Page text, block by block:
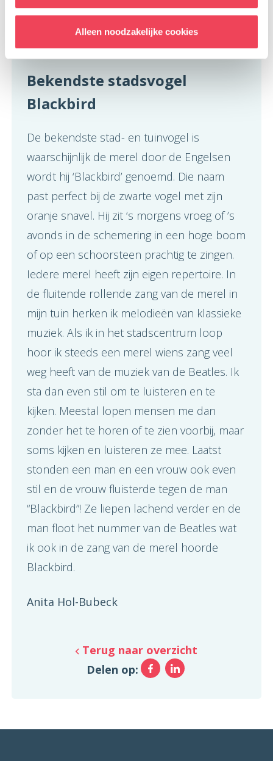
Alleen noodzakelijke cookies
hij zegt: “Ik was het die zat te zingen, krijg ik
nu wat te eten?” Ik beloon hem met een
Bekendste stadsvogel
Blackbird
De bekendste stad- en tuinvogel is
waarschijnlijk de merel door de Engelsen
wordt hij ‘Blackbird’ genoemd. Die naam
past perfect bij de zwarte vogel met zijn
oranje snavel. Hij zit ‘s morgens vroeg of ’s
avonds in de schemering in een hoge boom
of op een schoorsteen prachtig te zingen.
Iedere merel heeft zijn eigen repertoire. In
de fluitende rollende zang van de merel in
mijn tuin herken ik melodieën van klassieke
muziek. Als ik in het stadscentrum loop
hoor ik steeds een merel wiens zang veel
weg heeft van de muziek van de Beatles. Ik
sta dan even stil om te luisteren en te
kijken. Meestal lopen mensen me dan
zonder het te horen of te zien voorbij, maar
soms kijken en luisteren ze mee. Laatst
stonden een man en een vrouw ook even
stil en de vrouw fluisterde tegen de man
“Blackbird”! Ze liepen lachend verder en de
man floot het nummer van de Beatles wat
ik ook in de zang van de merel hoorde
Blackbird.
Anita Hol-Bubeck
Terug naar overzicht
Delen op:
Facebook
LinkedIn